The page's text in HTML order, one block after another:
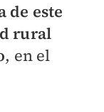
de este
rural
, en el